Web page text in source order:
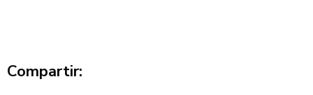
Compartir: